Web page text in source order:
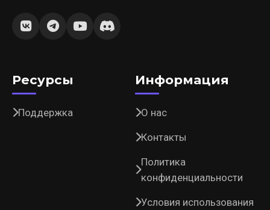
Ресурсы
Поддержка
Информация
О нас
Контакты
Политика
конфиденциальности
Условия использования